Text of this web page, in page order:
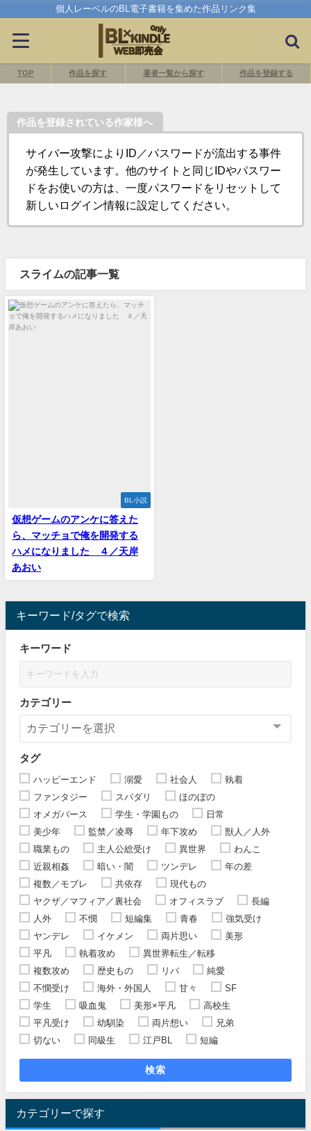
個人レーベルのBL電子書籍を集めた作品リンク集
TOP 作品を探す 著者一覧から探す 作品を登録する
作品を登録されている作家様へ
サイバー攻撃によりID／パスワードが流出する事件
が発生しています。他のサイトと同じIDやパスワー
ドをお使いの方は、一度パスワードをリセットして
新しいログイン情報に設定してください。
スライムの記事一覧
BL小説
仮想ゲームのアンケに答えた
ら、マッチョで俺を開発する
ハメになりました ４／天岸
あおい
キーワード/タグで検索
キーワード
カテゴリー
タグ
ハッピーエンド 溺愛 社会人
執着
ファンタジー
スパダリ
ほのぼの
オメガバース
学生・学園もの
日常
美少年
監禁／凌辱 年下攻め
獣人／人外
職業もの
主人公総受け 異世界
わんこ
近親相姦
暗い・闇 ツンデレ
年の差
複数／モブレ
共依存
現代もの
ヤクザ／マフィア／裏社会
オフィスラブ
長編
人外
不憫 短編集 青春
強気受け
ヤンデレ
イケメン 両片思い
美形
平凡
執着攻め
異世界転生／転移
複数攻め
歴史もの リバ
純愛
不憫受け
海外・外国人 甘々
SF
学生
吸血鬼 美形×平凡
高校生
平凡受け
幼馴染 両片想い
兄弟
切ない
同級生 江戸BL 短編
検索
カテゴリーで探す